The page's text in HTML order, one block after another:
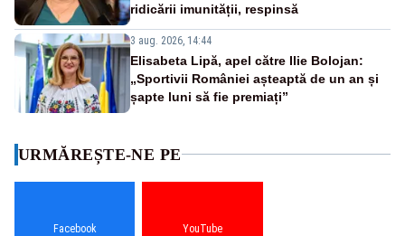
ridicării imunității, respinsă
3 aug. 2026, 14:44
Elisabeta Lipă, apel către Ilie Bolojan:
„Sportivii României așteaptă de un an și
șapte luni să fie premiați”
URMĂREȘTE-NE PE
Facebook YouTube